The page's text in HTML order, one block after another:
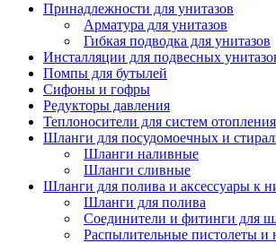
Принадлежности для унитазов
Арматура для унитазов
Гибкая подводка для унитазов
Инсталляции для подвесных
Помпы для бутылей
Сифоны и гофры
Редукторы давления
Теплоносители для систем отопления
Шланги для посудомоечных и
Шланги наливные
Шланги сливные
Шланги для полива и аксессуары к
Шланги для полива
Соединители и фитинги для
Распылительные пистолеты и